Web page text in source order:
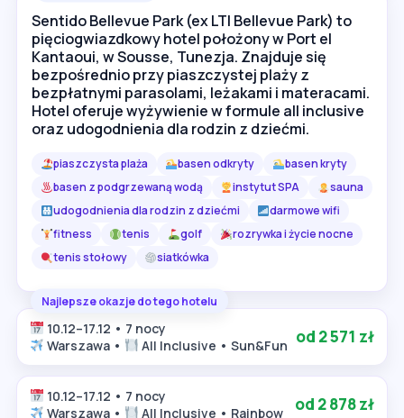
Sentido Bellevue Park (ex LTI Bellevue Park) to
pięciogwiazdkowy hotel położony w Port el
Kantaoui, w Sousse, Tunezja. Znajduje się
bezpośrednio przy piaszczystej plaży z
bezpłatnymi parasolami, leżakami i materacami.
Hotel oferuje wyżywienie w formule all inclusive
oraz udogodnienia dla rodzin z dziećmi.
piaszczysta plaża basen odkryty
basen kryty
basen z podgrzewaną wodą
instytut SPA
sauna
udogodnienia dla rodzin z dziećmi
darmowe wifi
fitness
tenis golf
rozrywka i życie nocne
tenis stołowy
siatkówka
Najlepsze okazje do tego hotelu
10.12–17.12 • 7 nocy
Warszawa •
All Inclusive • Sun&Fun od 2 571 zł
10.12–17.12 • 7 nocy
Warszawa •
All Inclusive • Rainbow od 2 878 zł